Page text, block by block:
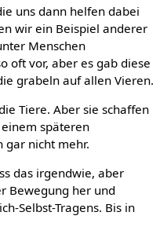
uns dann helfen dabei
wir ein Beispiel anderer
Menschen
oft vor, aber es gab diese
grabeln auf allen Vieren.
Tiere. Aber sie schaffen
späteren
gar nicht mehr.
das irgendwie, aber
Bewegung her und
Selbst-Tragens. Bis in